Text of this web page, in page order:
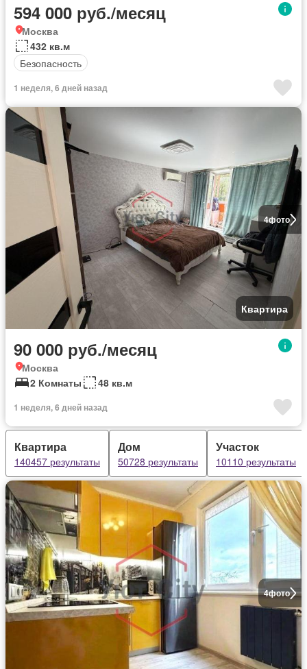
594 000 руб./месяц
Москва
432 кв.м
Безопасность
1 неделя, 6 дней назад
4фото
Квартира
90 000 руб./месяц
Москва
2 Комнаты
48 кв.м
1 неделя, 6 дней назад
Квартира
140457 результаты
Дом
50728 результаты
Участок
10110 результаты
4фото